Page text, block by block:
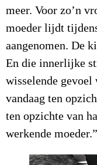
meer. Voor zo’n
moeder lijdt
aangenomen. De
En die innerlijke
wisselende
vandaag ten
ten opzichte van
werkende moeder.”